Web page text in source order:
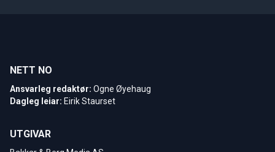
NETT NO
Ansvarleg redaktør: Ogne Øyehaug
Dagleg leiar: Eirik Staurset
UTGIVAR